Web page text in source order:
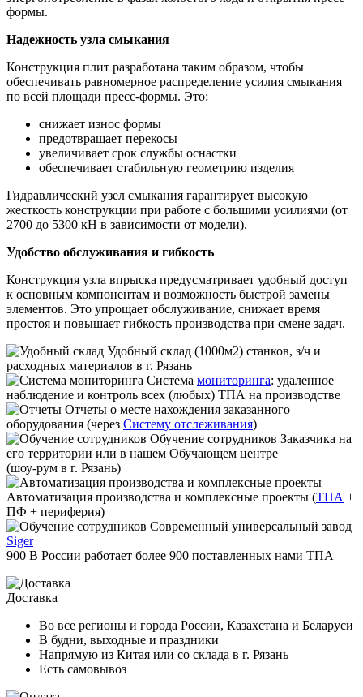
формы.
Надежность узла смыкания
Конструкция плит разработана таким образом, чтобы
обеспечивать равномерное распределение усилия смыкания
по всей площади пресс-формы. Это:
снижает износ формы
предотвращает перекосы
увеличивает срок службы оснастки
обеспечивает стабильную геометрию изделия
Гидравлический узел смыкания гарантирует высокую
жесткость конструкции при работе с большими усилиями (от
2700 до 5300 кН в зависимости от модели).
Удобство обслуживания и гибкость
Конструкция узла впрыска предусматривает удобный доступ
к основным компонентам и возможность быстрой замены
элементов. Это упрощает обслуживание, снижает время
простоя и повышает гибкость производства при смене задач.
Удобный склад (1000м2) станков, з/ч и
расходных материалов в г. Рязань
Система мониторинга: удаленное
наблюдение и контроль всех (любых) ТПА на производстве
Отчеты о месте нахождения заказанного
оборудования (через Систему отслеживания)
Обучение сотрудников Заказчика на
его территории или в нашем Обучающем центре
(шоу-рум в г. Рязань)
Автоматизация производства и комплексные проекты (ТПА +
ПФ + периферия)
Современный универсальный завод
Siger
900 В России работает более 900 поставленных нами ТПА
Доставка
Во все регионы и города России, Казахстана и Беларуси
В будни, выходные и праздники
Напрямую из Китая или со склада в г. Рязань
Есть самовывоз